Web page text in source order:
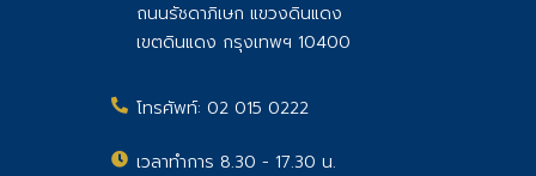
ถนนรัชดาภิเษก แขวงดินแดง
เขตดินแดง กรุงเทพฯ 10400
โทรศัพท์: 02 015 0222
เวลาทำการ 8.30 - 17.30 น.